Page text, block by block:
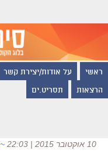
ראשי על אודות/יצירת קשר
הרצאות תסריט.ים
10 אוקטובר 2015 | 22:03 ~